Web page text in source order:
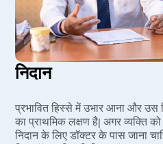
निदान
प्रभावित हिस्से में उभार आना और उस
का प्राथमिक लक्षण है| अगर व्यक्ति
निदान के लिए डॉक्टर के पास जाना